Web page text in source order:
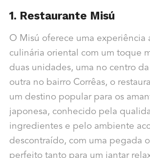
1. Restaurante Misú
O Misú oferece uma experiência
culinária oriental com um toque
duas unidades, uma no centro
outra no bairro Corrêas, o
um destino popular para os
japonesa, conhecido pela
ingredientes e pelo ambiente
descontraído, com uma pegada
perfeito tanto para um jantar